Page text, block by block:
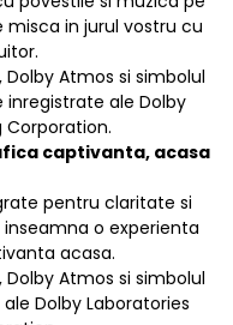
in jurul vostru cu
Dolby Atmos si simbolul
ale Dolby
Corporation.
captivanta, acasa
pentru claritate si
o experienta
acasa.
Dolby Atmos si simbolul
Dolby Laboratories